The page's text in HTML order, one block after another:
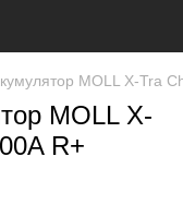
MOLL X-Tra
MOLL X-
R+